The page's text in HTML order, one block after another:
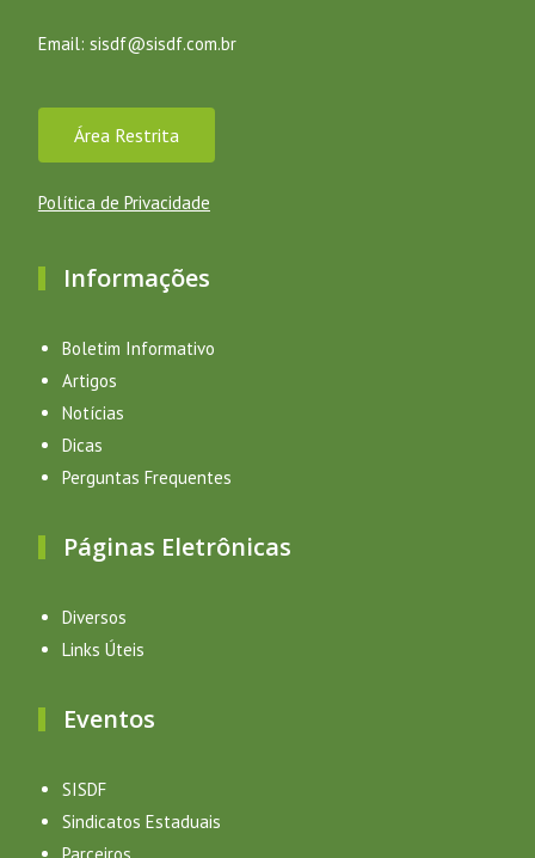
Email: sisdf@sisdf.com.br
Área Restrita
Política de Privacidade
Informações
Boletim Informativo
Artigos
Notícias
Dicas
Perguntas Frequentes
Páginas Eletrônicas
Diversos
Links Úteis
Eventos
SISDF
Sindicatos Estaduais